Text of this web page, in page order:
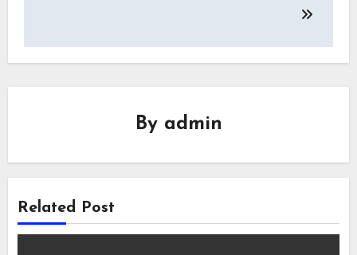
By admin
Related Post